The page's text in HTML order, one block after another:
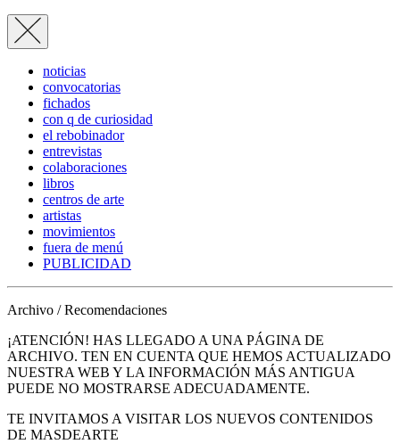
noticias
convocatorias
fichados
con q de curiosidad
el rebobinador
entrevistas
colaboraciones
libros
centros de arte
artistas
movimientos
fuera de menú
PUBLICIDAD
Archivo / Recomendaciones
¡ATENCIÓN! HAS LLEGADO A UNA PÁGINA DE
ARCHIVO. TEN EN CUENTA QUE HEMOS ACTUALIZADO
NUESTRA WEB Y LA INFORMACIÓN MÁS ANTIGUA
PUEDE NO MOSTRARSE ADECUADAMENTE.
TE INVITAMOS A VISITAR LOS NUEVOS CONTENIDOS
DE MASDEARTE